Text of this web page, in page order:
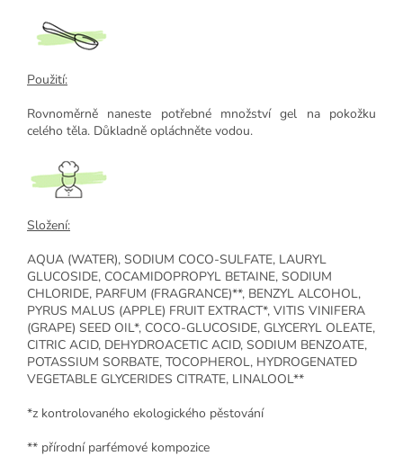
Použití:
Rovnoměrně naneste potřebné množství gel na pokožku
celého těla. Důkladně opláchněte vodou.
Složení:
AQUA (WATER), SODIUM COCO-SULFATE, LAURYL
GLUCOSIDE, COCAMIDOPROPYL BETAINE, SODIUM
CHLORIDE, PARFUM (FRAGRANCE)**, BENZYL ALCOHOL,
PYRUS MALUS (APPLE) FRUIT EXTRACT*, VITIS VINIFERA
(GRAPE) SEED OIL*, COCO-GLUCOSIDE, GLYCERYL OLEATE,
CITRIC ACID, DEHYDROACETIC ACID, SODIUM BENZOATE,
POTASSIUM SORBATE, TOCOPHEROL, HYDROGENATED
VEGETABLE GLYCERIDES CITRATE, LINALOOL**
*z kontrolovaného ekologického pěstování
** přírodní parfémové kompozice